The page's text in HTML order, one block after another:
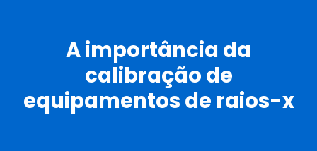
A importância da
calibração de
equipamentos de raios-x